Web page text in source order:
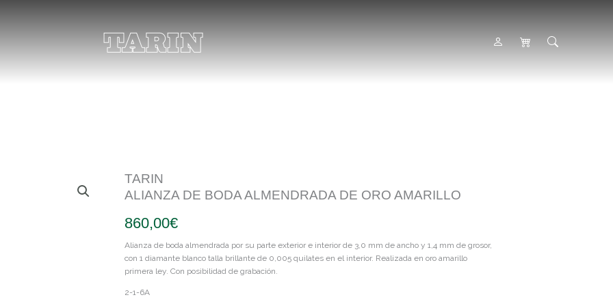
TARIN
ALIANZA DE BODA ALMENDRADA DE ORO AMARILLO
860,00€
Alianza de boda almendrada por su parte exterior e interior de 3,0 mm de ancho y 1,4 mm de grosor,
con 1 diamante blanco talla brillante de 0,005 quilates en el interior. Realizada en oro amarillo
primera ley. Con posibilidad de grabación.
2-1-6A